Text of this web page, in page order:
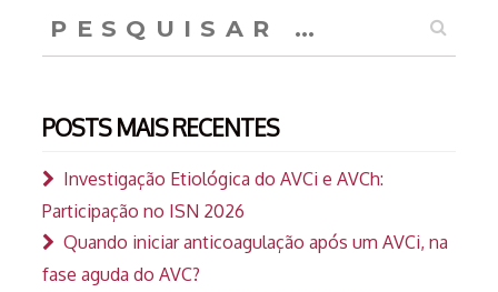
por:
POSTS MAIS RECENTES
Investigação Etiológica do AVCi e AVCh:
Participação no ISN 2026
Quando iniciar anticoagulação após um AVCi, na
fase aguda do AVC?